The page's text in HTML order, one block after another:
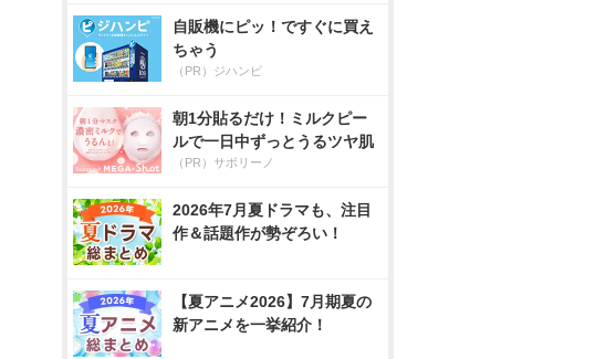
自販機にピッ！ですぐに買え
ちゃう
（PR）ジハンピ
朝1分貼るだけ！ミルクピー
ルで一日中ずっとうるツヤ肌
（PR）サボリーノ
2026年7月夏ドラマも、注目
作＆話題作が勢ぞろい！
【夏アニメ2026】7月期夏の
新アニメを一挙紹介！